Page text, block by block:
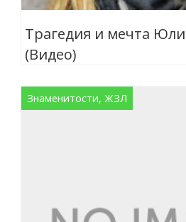
Трагедия и мечта
(Видео)
Знаменитости, ЖЗЛ